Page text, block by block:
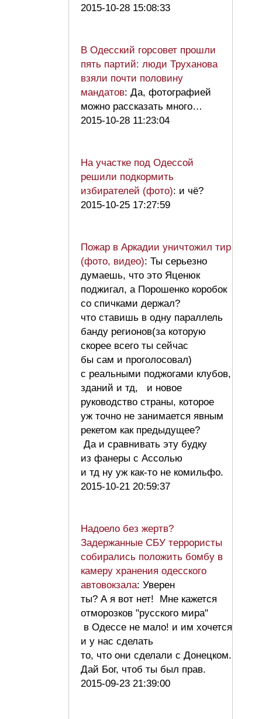
2015-10-28 15:08:33
В Одесский горсовет прошли
пять партий: люди Труханова
взяли почти половину
мандатов: Да, фотографией
можно рассказать много…
2015-10-28 11:23:04
На участке под Одессой
решили подкормить
избирателей (фото): и чё?
2015-10-25 17:27:59
Пожар в Аркадии уничтожил тир
(фото, видео): Ты серьезно
думаешь, что это Яценюк
поджигал, а Порошенко коробок
со спичками держал?
что ставишь в одну параллель
банду регионов(за которую
скорее всего ты сейчас
бы сам и проголосовал)
с реальными поджогами клубов,
зданий и тд, и новое
руководство страны, которое
уж точно не занимается явным
рекетом как предыдущее?
Да и сравнивать эту будку
из фанеры с Ассолью
и тд ну уж как-то не комильфо.
2015-10-21 20:59:37
Надоело без жертв?
Задержанные СБУ террористы
собирались положить бомбу в
камеру хранения одесского
автовокзала: Уверен
ты? А я вот нет! Мне кажется
отморозков "русского мира"
в Одессе не мало! и им хочется
и у нас сделать
то, что они сделали с Донецком.
Дай Бог, чтоб ты был прав.
2015-09-23 21:39:00